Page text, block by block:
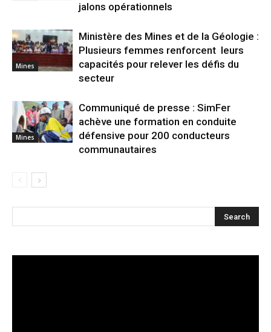
jalons opérationnels
Mines
Ministère des Mines et de la Géologie :
Plusieurs femmes renforcent leurs
capacités pour relever les défis du
secteur
Mines
Communiqué de presse : SimFer
achève une formation en conduite
défensive pour 200 conducteurs
communautaires